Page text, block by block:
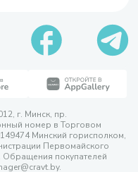
г. Минск, пр.
номер в Торговом
Минский горисполком,
Первомайского
Обращения покупателей